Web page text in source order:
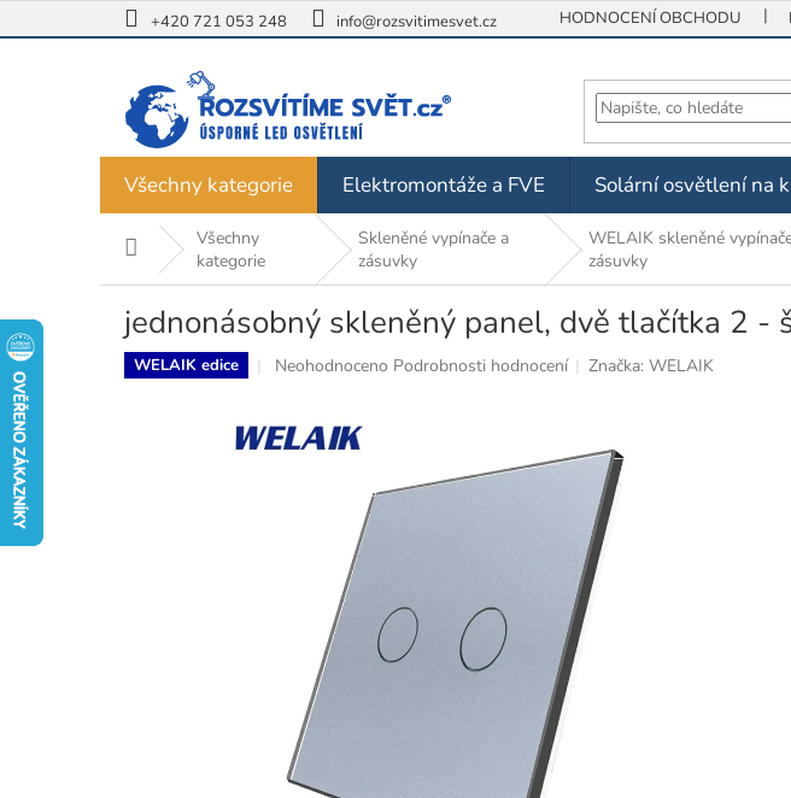
na
+420 721 053 248 info@rozsvitimesvet.cz HODNOCENÍ OBCHODU
Všechny kategorie Elektromontáže a FVE Solární osvětlení na
Domů Všechny
kategorie
Skleněné vypínače a
zásuvky
WELAIK skleněné
zásuvky
jednonásobný skleněný panel, dvě tlačítka 2 -
WELAIK edice
Průměrné
je
0,0
Neohodnoceno Podrobnosti hodnocení Značka:WELAIK